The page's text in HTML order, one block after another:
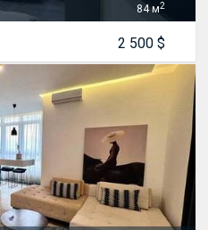
84 м2
2 500 $